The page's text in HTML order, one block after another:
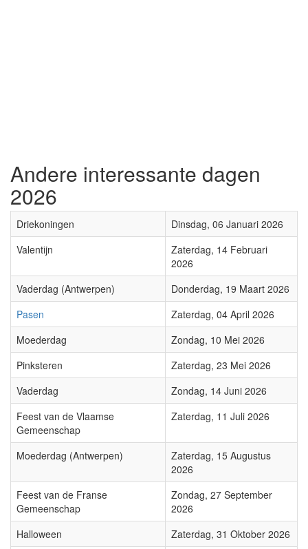
Andere interessante dagen
2026
Driekoningen
Dinsdag, 06 Januari 2026
Valentijn
Zaterdag, 14 Februari
2026
Vaderdag (Antwerpen)
Donderdag, 19 Maart 2026
Pasen
Zaterdag, 04 April 2026
Moederdag
Zondag, 10 Mei 2026
Pinksteren
Zaterdag, 23 Mei 2026
Vaderdag
Zondag, 14 Juni 2026
Feest van de Vlaamse
Gemeenschap
Zaterdag, 11 Juli 2026
Moederdag (Antwerpen)
Zaterdag, 15 Augustus
2026
Feest van de Franse
Gemeenschap
Zondag, 27 September
2026
Halloween
Zaterdag, 31 Oktober 2026